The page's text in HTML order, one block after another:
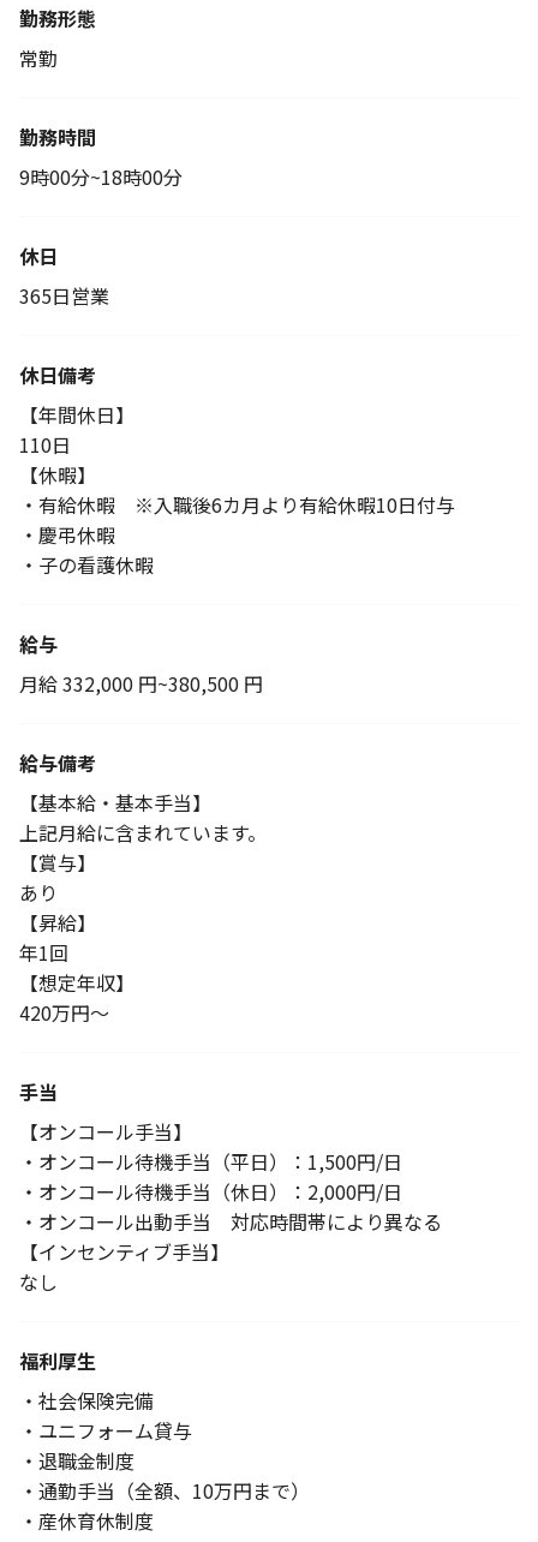
勤務形態
常勤
勤務時間
9時00分~18時00分
休日
365日営業
休日備考
【年間休日】
110日
【休暇】
・有給休暇 ※入職後6カ月より有給休暇10日付与
・慶弔休暇
・子の看護休暇
給与
月給 332,000 円~380,500 円
給与備考
【基本給・基本手当】
上記月給に含まれています。
【賞与】
あり
【昇給】
年1回
【想定年収】
420万円〜
手当
【オンコール手当】
・オンコール待機手当（平日）：1,500円/日
・オンコール待機手当（休日）：2,000円/日
・オンコール出動手当 対応時間帯により異なる
【インセンティブ手当】
なし
福利厚生
・社会保険完備
・ユニフォーム貸与
・退職金制度
・通勤手当（全額、10万円まで）
・産休育休制度